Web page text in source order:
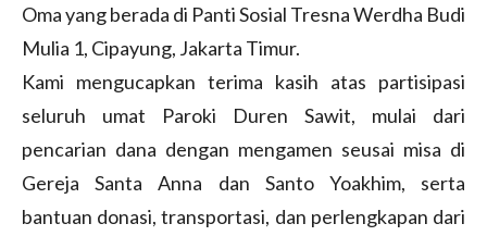
Oma yang berada di Panti Sosial Tresna Werdha Budi
Mulia 1, Cipayung, Jakarta Timur.
Kami mengucapkan terima kasih atas partisipasi
seluruh umat Paroki Duren Sawit, mulai dari
pencarian dana dengan mengamen seusai misa di
Gereja Santa Anna dan Santo Yoakhim, serta
bantuan donasi, transportasi, dan perlengkapan dari